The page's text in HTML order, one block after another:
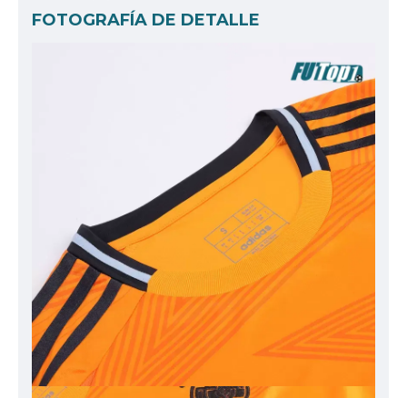
FOTOGRAFÍA DE DETALLE